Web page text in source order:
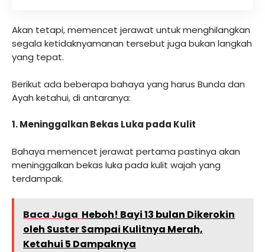
Akan tetapi, memencet jerawat untuk menghilangkan
segala ketidaknyamanan tersebut juga bukan langkah
yang tepat.
Berikut ada beberapa bahaya yang harus Bunda dan
Ayah ketahui, di antaranya:
1. Meninggalkan Bekas Luka pada Kulit
Bahaya memencet jerawat pertama pastinya akan
meninggalkan bekas luka pada kulit wajah yang
terdampak.
Baca Juga Heboh! Bayi 13 bulan Dikerokin
oleh Suster Sampai Kulitnya Merah,
Ketahui 5 Dampaknya